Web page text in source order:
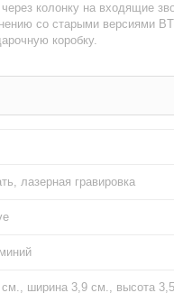
колонку на входящие
со старыми версиями
коробку.
лазерная гравировка
ширина 3,9 см., высота